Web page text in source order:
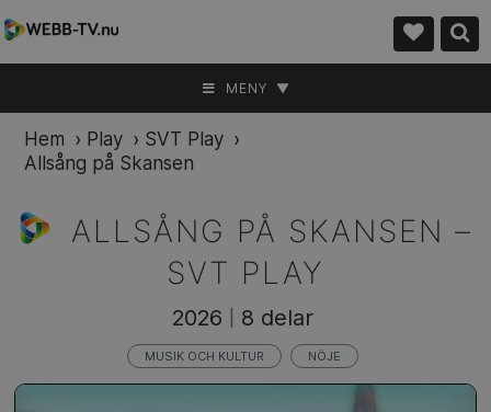
MENY ▼
Hem › Play › SVT Play ›
Allsång på Skansen
ALLSÅNG PÅ SKANSEN –
SVT PLAY
2026 8 delar
MUSIK OCH KULTUR NÖJE